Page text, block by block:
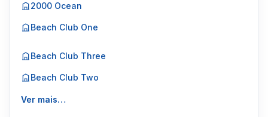
2000 Ocean
Beach Club One
Beach Club Three
Beach Club Two
Ver mais…